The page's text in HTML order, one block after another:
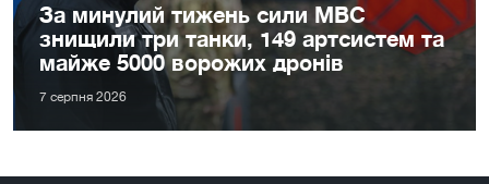
За минулий тижень сили МВС
знищили три танки, 149 артсистем та
майже 5000 ворожих дронів
7 серпня 2026